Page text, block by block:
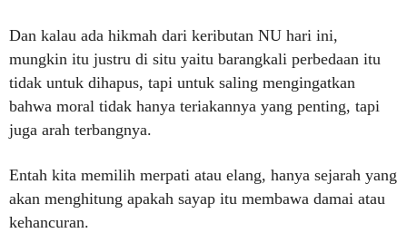
Dan kalau ada hikmah dari keributan NU hari ini,
mungkin itu justru di situ yaitu barangkali perbedaan itu
tidak untuk dihapus, tapi untuk saling mengingatkan
bahwa moral tidak hanya teriakannya yang penting, tapi
juga arah terbangnya.
Entah kita memilih merpati atau elang, hanya sejarah yang
akan menghitung apakah sayap itu membawa damai atau
kehancuran.